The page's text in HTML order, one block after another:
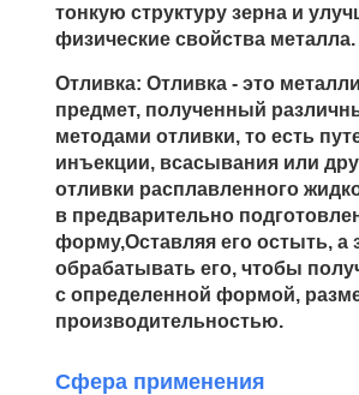
тонкую структуру зерна и
физические свойства металла.
Отливка: Отливка - это
предмет, полученный
методами отливки, то есть
инъекции, всасывания или
отливки расплавленного
в предварительно
форму,Оставляя его остыть, а
обрабатывать его, чтобы
с определенной формой,
производительностью.
Сфера применения